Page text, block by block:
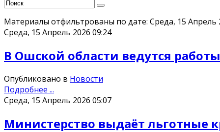
Материалы отфильтрованы по дате: Среда, 15 Апрель
Среда, 15 Апрель 2026 09:24
В Ошской области ведутся
Опубликовано в Новости
Подробнее ...
Среда, 15 Апрель 2026 05:07
Министерство выдаёт льготные